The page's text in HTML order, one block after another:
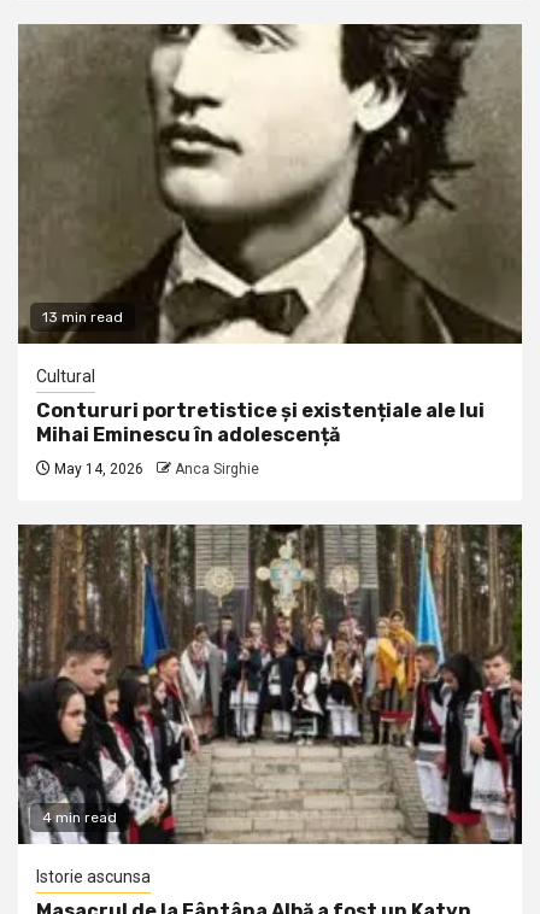
13 min read
Cultural
Contururi portretistice și existențiale ale lui
Mihai Eminescu în adolescență
May 14, 2026 Anca Sirghie
4 min read
Istorie ascunsa